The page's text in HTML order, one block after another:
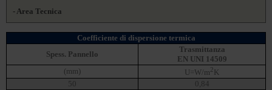
- Area Tecnica
Coefficiente di dispersione termica
Spess. Pannello
Trasmittanza
EN UNI 14509
(mm)
U=W/m 2K
50
0,84